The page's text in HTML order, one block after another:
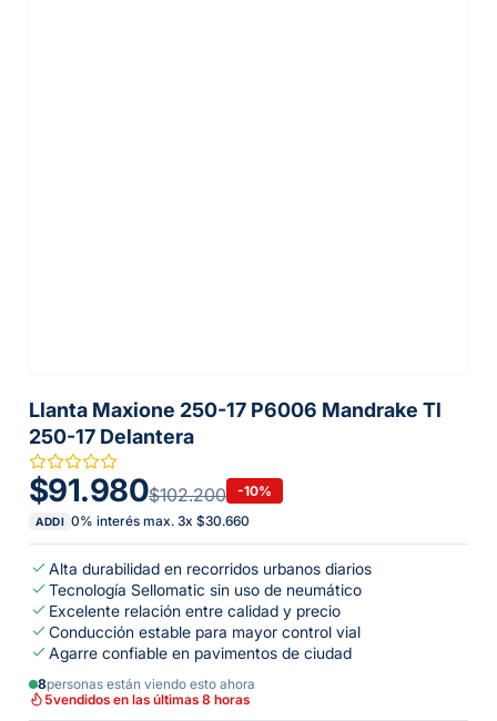
Llanta Maxione 250-17 P6006 Mandrake Tl
250-17 Delantera
$91.980$102.200 -10%
ADDI 0% interés max. 3x $30.660
Alta durabilidad en recorridos urbanos diarios
Tecnología Sellomatic sin uso de neumático
Excelente relación entre calidad y precio
Conducción estable para mayor control vial
Agarre confiable en pavimentos de ciudad
8personas están viendo esto ahora
5vendidos en las últimas 8 horas